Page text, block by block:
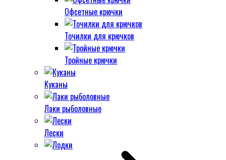
Офсетные крючки
Точилки для крючков
Тройные крючки
Куканы
Лаки рыболовные
Лески